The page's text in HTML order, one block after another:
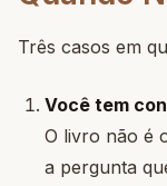
Três casos em
Você tem
O livro não é
a pergunta